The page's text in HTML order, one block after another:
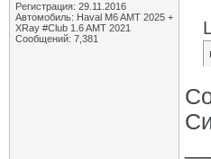
Регистрация: 29.11.2016
Автомобиль: Haval M6 AMT 2025 +
XRay #Club 1.6 AMT 2021
Сообщений: 7,381